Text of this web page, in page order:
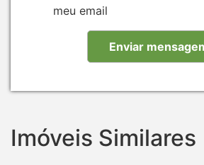
meu email
Imóveis Similares